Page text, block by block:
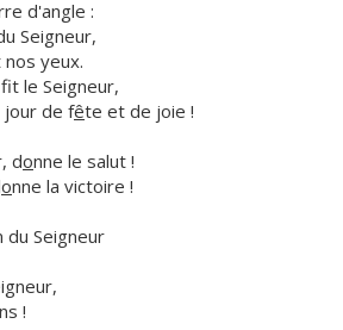
d'angle :
Seigneur,
yeux.
ft le Seigneur,
jour de fête et de joie !
donne le salut !
onne la victoire !
du Seigneur
!